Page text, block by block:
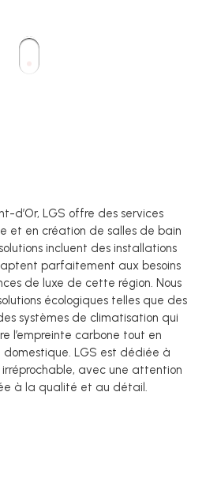
d’Or, LGS offre des services
et en création de salles de bain
incluent des installations
parfaitement aux besoins
de luxe de cette région. Nous
écologiques telles que des
systèmes de climatisation qui
l’empreinte carbone tout en
LGS est dédiée à
avec une attention
à la qualité et au détail.